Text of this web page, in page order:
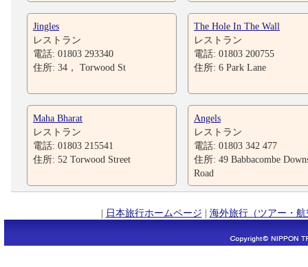
Jingles
レストラン
電話: 01803 293340
住所: 34， Torwood St
The Hole In The Wall
レストラン
電話: 01803 200755
住所: 6 Park Lane
Maha Bharat
レストラン
電話: 01803 215541
住所: 52 Torwood Street
Angels
レストラン
電話: 01803 342 477
住所: 49 Babbacombe
Road
| 日本旅行ホームページ | 海外旅行（ツアー・航